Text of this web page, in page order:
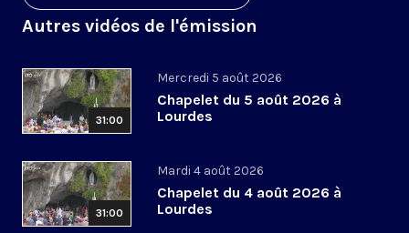
Autres vidéos de l'émission
31:00
Mercredi 5 août 2026
Chapelet du 5 août 2026 à
Lourdes
31:00
Mardi 4 août 2026
Chapelet du 4 août 2026 à
Lourdes